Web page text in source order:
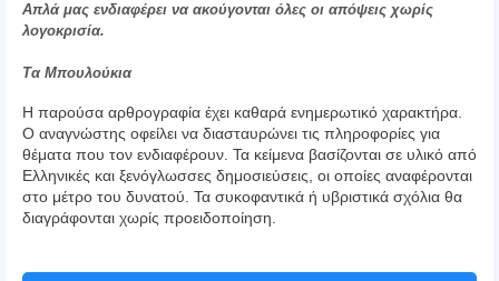
Απλά μας ενδιαφέρει να ακούγονται όλες οι απόψεις χωρίς
λογοκρισία.
Τα Μπουλούκια
Η παρούσα αρθρογραφία έχει καθαρά ενημερωτικό χαρακτήρα.
Ο αναγνώστης οφείλει να διασταυρώνει τις πληροφορίες για
θέματα που τον ενδιαφέρουν. Τα κείμενα βασίζονται σε υλικό από
Ελληνικές και ξενόγλωσσες δημοσιεύσεις, οι οποίες αναφέρονται
στο μέτρο του δυνατού. Τα συκοφαντικά ή υβριστικά σχόλια θα
διαγράφονται χωρίς προειδοποίηση.